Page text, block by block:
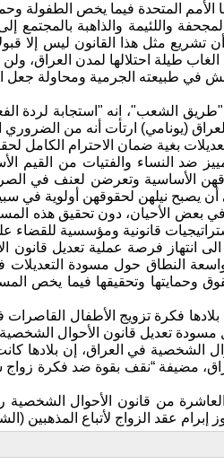
واللئيمة والذاهبة بالمجتمع
مثل هذا القانون ليس إلا
الغاب طيلة احتلالها لمدن العراق،
الشعب"، انه "استجابة لردة
فإن بعثة الأمم المتحدة لدعم العراق (يونامي)
ضد النساء والفتيات من القيم
الأساسية وتعرضن لعنف في
في بعض الأحيان، دون تحقيق هذه
انتهاز فرصة عملية تعديل قانون
واسعة النطاق حول مسودة
وحمايتها وتحقيقها فيما يخص
فكرة تزويج الأطفال
الشخصية في العراق، إن بلادها
مضيفة “نقف بقوة ضد فكرة